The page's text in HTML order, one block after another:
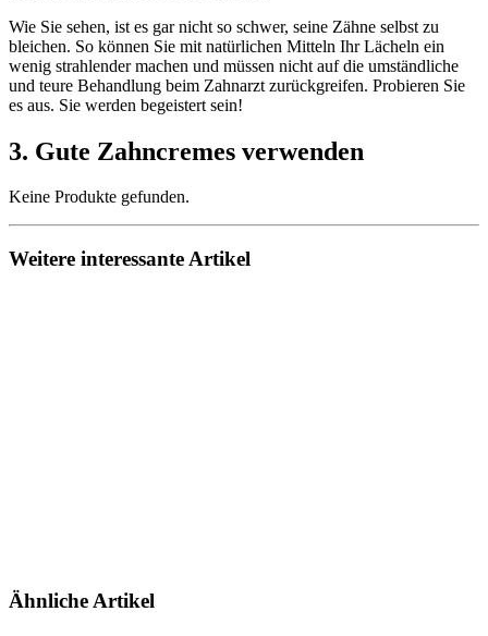
Wie Sie sehen, ist es gar nicht so schwer, seine Zähne selbst zu
bleichen. So können Sie mit natürlichen Mitteln Ihr Lächeln ein
wenig strahlender machen und müssen nicht auf die umständliche
und teure Behandlung beim Zahnarzt zurückgreifen. Probieren Sie
es aus. Sie werden begeistert sein!
3. Gute Zahncremes verwenden
Keine Produkte gefunden.
Weitere interessante Artikel
Ähnliche Artikel